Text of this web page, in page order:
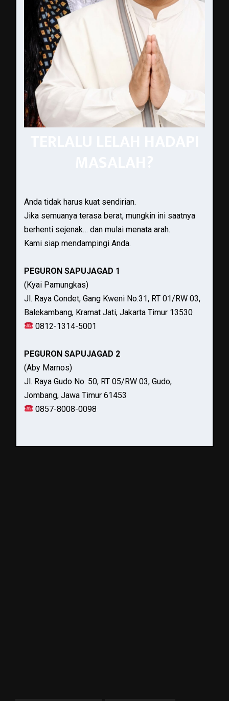
Anda tidak harus kuat sendirian.
Jika semuanya terasa berat, mungkin ini saatnya
berhenti sejenak… dan mulai menata arah.
Kami siap mendampingi Anda.
PEGURON SAPUJAGAD 1
(Kyai Pamungkas)
Jl. Raya Condet, Gang Kweni No.31, RT 01/RW 03,
Balekambang, Kramat Jati, Jakarta Timur 13530
0812-1314-5001
PEGURON SAPUJAGAD 2
(Aby Marnos)
Jl. Raya Gudo No. 50, RT 05/RW 03, Gudo,
Jombang, Jawa Timur 61453
0857-8008-0098